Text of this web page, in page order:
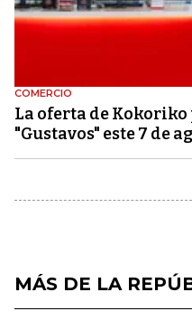
COMERCIO
La oferta de Kokoriko
"Gustavos" este 7 de
MÁS DE LA